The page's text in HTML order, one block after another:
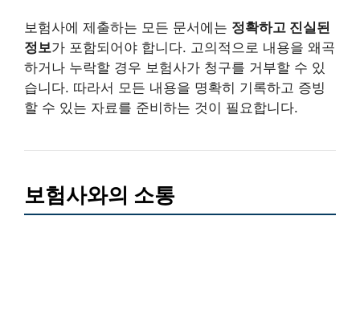
보험사에 제출하는 모든 문서에는 정확하고 진실된
정보가 포함되어야 합니다. 고의적으로 내용을 왜곡
하거나 누락할 경우 보험사가 청구를 거부할 수 있
습니다. 따라서 모든 내용을 명확히 기록하고 증빙
할 수 있는 자료를 준비하는 것이 필요합니다.
보험사와의 소통